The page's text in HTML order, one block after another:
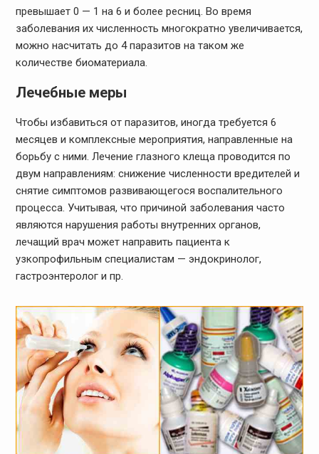
превышает 0 — 1 на 6 и более ресниц. Во время
заболевания их численность многократно увеличивается,
можно насчитать до 4 паразитов на таком же
количестве биоматериала.
Лечебные меры
Чтобы избавиться от паразитов, иногда требуется 6
месяцев и комплексные мероприятия, направленные на
борьбу с ними. Лечение глазного клеща проводится по
двум направлениям: снижение численности вредителей и
снятие симптомов развивающегося воспалительного
процесса. Учитывая, что причиной заболевания часто
являются нарушения работы внутренних органов,
лечащий врач может направить пациента к
узкопрофильным специалистам — эндокринолог,
гастроэнтеролог и пр.